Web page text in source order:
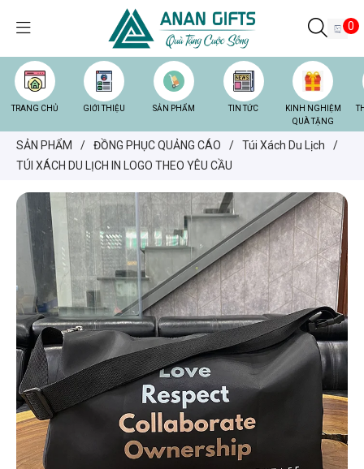
0
TRANG CHỦ GIỚI THIỆU SẢN PHẨM TIN TỨC
KINH NGHIỆM
QUÀ TẶNG
SẢN PHẨM / ĐỒNG PHỤC QUẢNG CÁO / Túi Xách Du Lịch
/
TÚI XÁCH DU LỊCH IN LOGO THEO YÊU CẦU